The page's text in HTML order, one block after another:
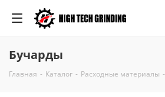
Бучарды
Главная - Каталог - Расходные материалы -